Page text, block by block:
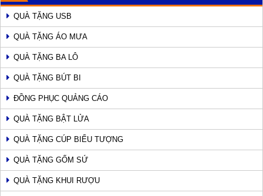
QUÀ TẶNG USB
QUÀ TẶNG ÁO MƯA
QUÀ TẶNG BA LÔ
QUÀ TẶNG BÚT BI
ĐỒNG PHỤC QUẢNG CÁO
QUÀ TẶNG BẬT LỬA
QUÀ TẶNG CÚP BIỂU TƯỢNG
QUÀ TẶNG GỐM SỨ
QUÀ TẶNG KHUI RƯỢU